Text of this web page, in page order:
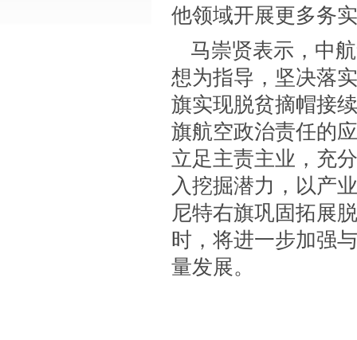
他领域开展更多务
马崇贤表示，中
想为指导，坚决落
旗实现脱贫摘帽接
旗航空政治责任的
立足主责主业，充
入挖掘潜力，以产
尼特右旗巩固拓展
时，将进一步加强
量发展。